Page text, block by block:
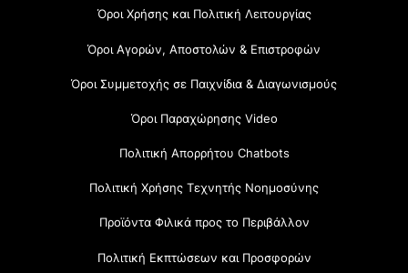
Όροι Χρήσης και Πολιτική Λειτουργίας
Όροι Αγορών, Αποστολών & Επιστροφών
Όροι Συμμετοχής σε Παιχνίδια & Διαγωνισμούς
Όροι Παραχώρησης Video
Πολιτική Απορρήτου Chatbots
Πολιτική Χρήσης Τεχνητής Νοημοσύνης
Προϊόντα Φιλικά προς το Περιβάλλον
Πολιτική Εκπτώσεων και Προσφορών